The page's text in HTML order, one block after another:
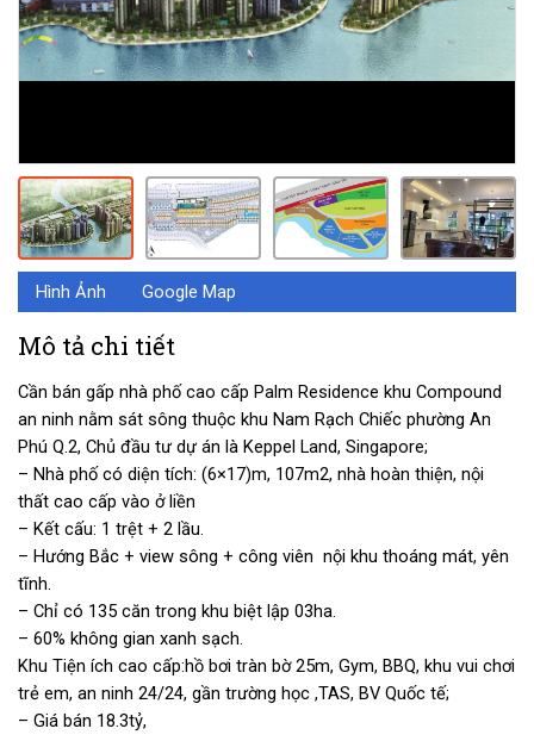
Hình Ảnh Google Map
Mô tả chi tiết
Cần bán gấp nhà phố cao cấp Palm Residence khu Compound
an ninh nằm sát sông thuộc khu Nam Rạch Chiếc phường An
Phú Q.2, Chủ đầu tư dự án là Keppel Land, Singapore;
– Nhà phố có diện tích: (6×17)m, 107m2, nhà hoàn thiện, nội
thất cao cấp vào ở liền
– Kết cấu: 1 trệt + 2 lầu.
– Hướng Bắc + view sông + công viên nội khu thoáng mát, yên
tĩnh.
– Chỉ có 135 căn trong khu biệt lập 03ha.
– 60% không gian xanh sạch.
Khu Tiện ích cao cấp:hồ bơi tràn bờ 25m, Gym, BBQ, khu vui chơi
trẻ em, an ninh 24/24, gần trường học ,TAS, BV Quốc tế;
– Giá bán 18.3tỷ,